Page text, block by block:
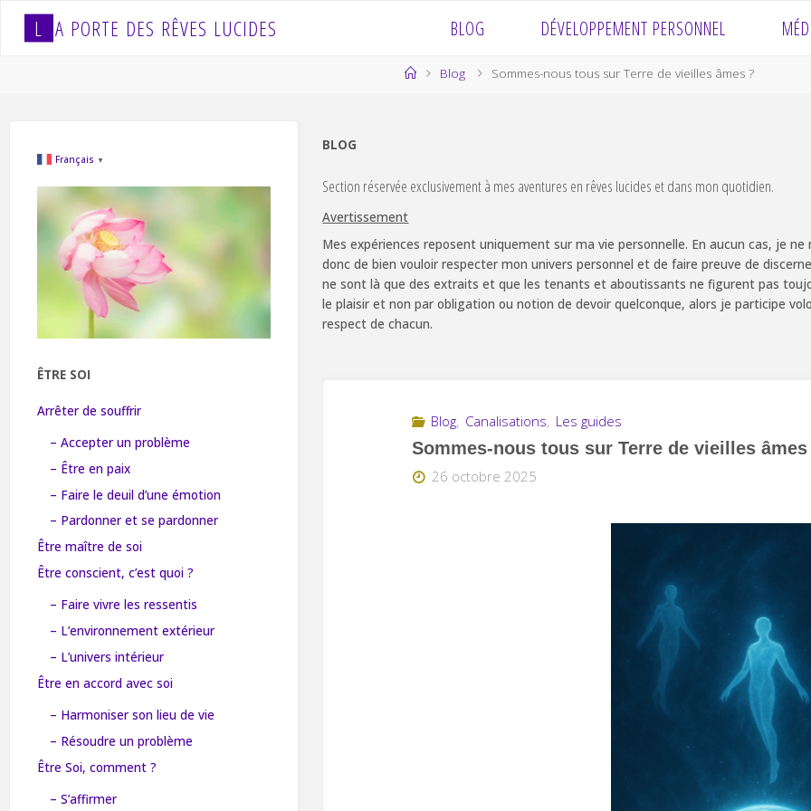
L A PORTE DES RÊVES LUCIDES BLOG DÉVELOPPEMENT PERSONNEL
HomeBlog Sommes-nous tous sur Terre de vieilles âmes ?
BLOG
Section réservée exclusivement à mes aventures en rêves lucides et dans mon quotidien.
Avertissement
Mes expériences reposent uniquement sur ma vie personnelle. En aucun cas, je
donc de bien vouloir respecter mon univers personnel et de faire preuve de
ne sont là que des extraits et que les tenants et aboutissants ne figurent pas
le plaisir et non par obligation ou notion de devoir quelconque, alors je participe
respect de chacun.
Blog, Canalisations, Les guides
Sommes-nous tous sur Terre de vieilles âmes
26 octobre 2025
Français ▼
ÊTRE SOI
Arrêter de souffrir
– Accepter un problème
– Être en paix
– Faire le deuil d’une émotion
– Pardonner et se pardonner
Être maître de soi
Être conscient, c’est quoi ?
– Faire vivre les ressentis
– L’environnement extérieur
– L’univers intérieur
Être en accord avec soi
– Harmoniser son lieu de vie
– Résoudre un problème
Être Soi, comment ?
– S’affirmer